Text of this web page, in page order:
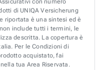
di UNIQA Versicherung
riportata è una sintesi ed è
include tutti i termini, le
descritta. La copertura è
Per le Condizioni di
acquistato, fai
tua Area Riservata.